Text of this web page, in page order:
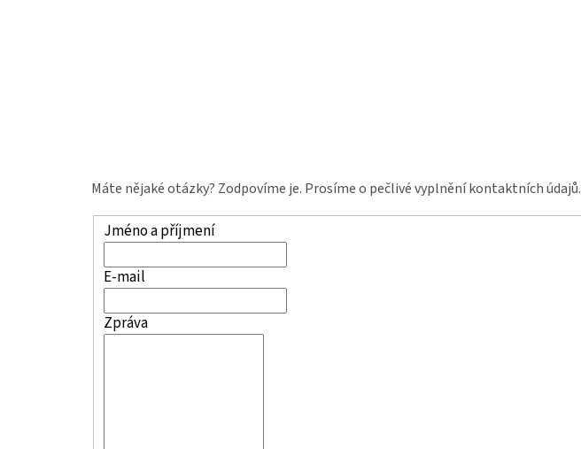
Máte nějaké otázky? Zodpovíme je. Prosíme o pečlivé vyplnění kontaktních údajů.
Jméno a příjmení
E-mail
Zpráva